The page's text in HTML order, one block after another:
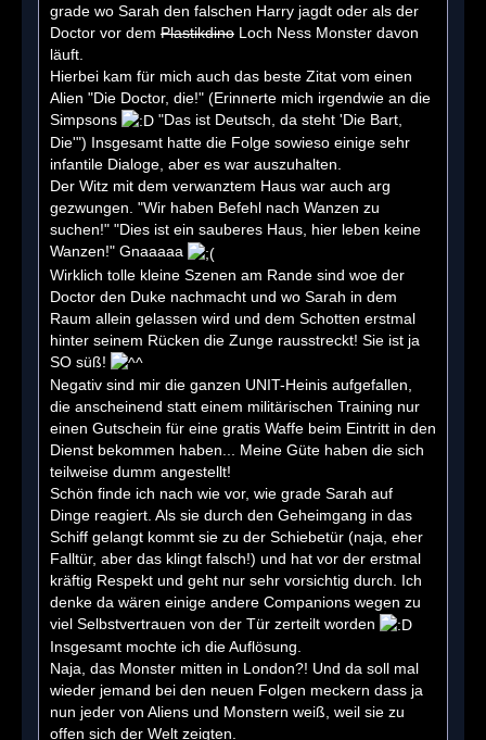
grade wo Sarah den falschen Harry jagdt oder als der
Doctor vor dem Plastikdino Loch Ness Monster davon
läuft.
Hierbei kam für mich auch das beste Zitat vom einen
Alien "Die Doctor, die!" (Erinnerte mich irgendwie an die
Simpsons
"Das ist Deutsch, da steht 'Die Bart,
Die'") Insgesamt hatte die Folge sowieso einige sehr
infantile Dialoge, aber es war auszuhalten.
Der Witz mit dem verwanztem Haus war auch arg
gezwungen. "Wir haben Befehl nach Wanzen zu
suchen!" "Dies ist ein sauberes Haus, hier leben keine
Wanzen!" Gnaaaaa
Wirklich tolle kleine Szenen am Rande sind woe der
Doctor den Duke nachmacht und wo Sarah in dem
Raum allein gelassen wird und dem Schotten erstmal
hinter seinem Rücken die Zunge rausstreckt! Sie ist ja
SO süß!
Negativ sind mir die ganzen UNIT-Heinis aufgefallen,
die anscheinend statt einem militärischen Training nur
einen Gutschein für eine gratis Waffe beim Eintritt in den
Dienst bekommen haben... Meine Güte haben die sich
teilweise dumm angestellt!
Schön finde ich nach wie vor, wie grade Sarah auf
Dinge reagiert. Als sie durch den Geheimgang in das
Schiff gelangt kommt sie zu der Schiebetür (naja, eher
Falltür, aber das klingt falsch!) und hat vor der erstmal
kräftig Respekt und geht nur sehr vorsichtig durch. Ich
denke da wären einige andere Companions wegen zu
viel Selbstvertrauen von der Tür zerteilt worden
Insgesamt mochte ich die Auflösung.
Naja, das Monster mitten in London?! Und da soll mal
wieder jemand bei den neuen Folgen meckern dass ja
nun jeder von Aliens und Monstern weiß, weil sie zu
offen sich der Welt zeigten.